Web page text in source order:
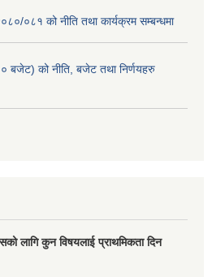
०८१ को नीति तथा कार्यक्रम सम्बन्धमा
बजेट) को नीति, बजेट तथा निर्णयहरु
लागि कुन विषयलाई प्राथमिकता दिन